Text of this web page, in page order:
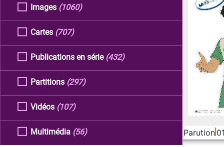
Images (1060)
Cartes (707)
Publications en série (432)
Partitions (297)
Vidéos (107)
Multimédia (56) Parution